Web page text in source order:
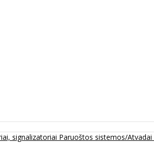
signalizatoriai Paruoštos sistemos/Atvadai